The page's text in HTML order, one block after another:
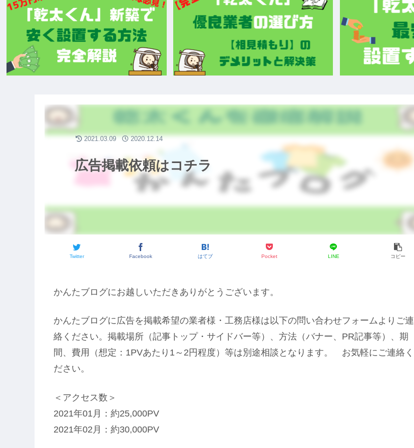
広告掲載依頼はコチラ
Twitter Facebook はてブ Pocket LINE コピー
2021.03.09 2020.12.14
かんたブログにお越しいただきありがとうございます。
かんたブログに広告を掲載希望の業者様・工務店様は以下の問い合わせフォームよりご連
絡ください。掲載場所（記事トップ・サイドバー等）、方法（バナー、PR記事等）、期
間、費用（想定：1PVあたり1～2円程度）等は別途相談となります。 お気軽にご連絡く
ださい。
＜アクセス数＞
2021年01月：約25,000PV
2021年02月：約30,000PV